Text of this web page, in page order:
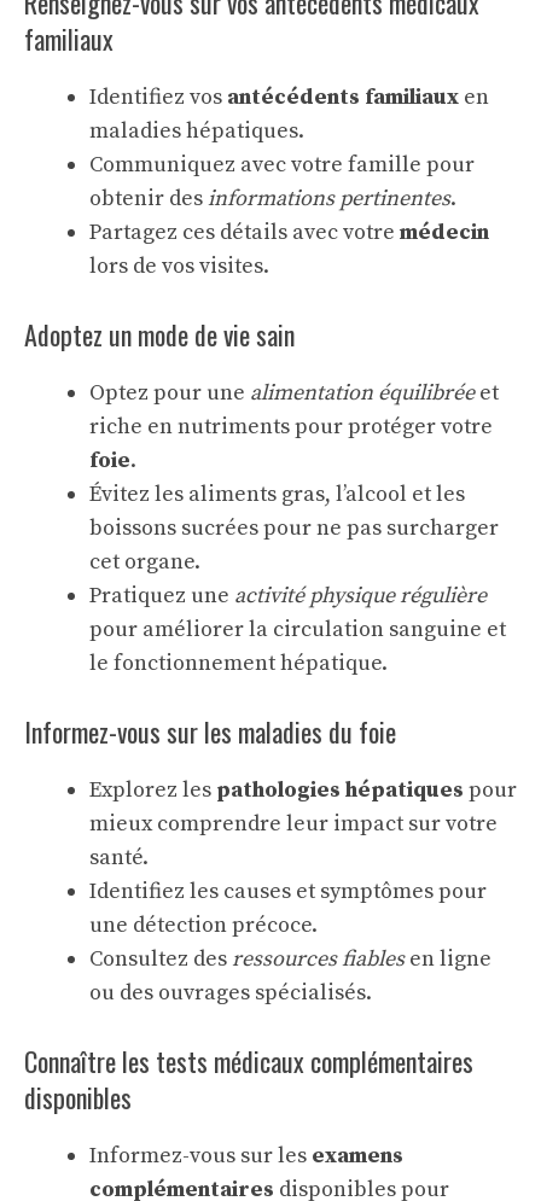
familiaux
Identifiez vos antécédents familiaux en
maladies hépatiques.
Communiquez avec votre famille pour
obtenir desinformations pertinentes.
Partagez ces détails avec votre médecin
lors de vos visites.
Adoptez un mode de vie sain
Optez pour une alimentation équilibréeet
riche en nutriments pour protéger votre
foie.
Évitez les aliments gras, l’alcool et les
boissons sucrées pour ne pas surcharger
cet organe.
Pratiquez une activité physique régulière
pour améliorer la circulation sanguine et
le fonctionnement hépatique.
Informez-vous sur les maladies du foie
Explorez les pathologies hépatiques pour
mieux comprendre leur impact sur votre
santé.
Identifiez les causes et symptômes pour
une détection précoce.
Consultez des ressources fiablesen ligne
ou des ouvrages spécialisés.
Connaître les tests médicaux complémentaires
disponibles
Informez-vous sur les examens
complémentaires disponibles pour